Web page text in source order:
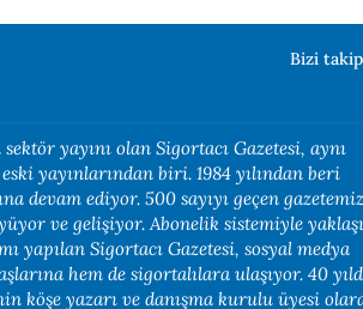
Bizi
yayını olan Sigortacı Gazetesi, aynı
yayınlarından biri. 1984 yılından beri
devam ediyor. 500 sayıyı geçen
ve gelişiyor. Abonelik sistemiyle
yapılan Sigortacı Gazetesi, sosyal medya
hem de sigortalılara ulaşıyor. 40
köşe yazarı ve danışma kurulu üyesi